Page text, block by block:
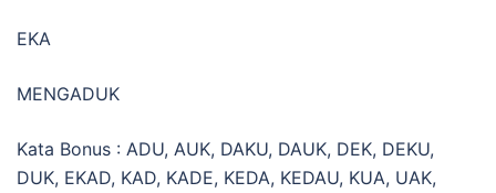
EKA
MENGADUK
Kata Bonus : ADU, AUK, DAKU, DAUK, DEK, DEKU,
DUK, EKAD, KAD, KADE, KEDA, KEDAU, KUA, UAK,